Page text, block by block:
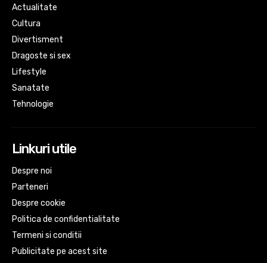
Actualitate
Cultura
Divertisment
Dragoste si sex
Lifestyle
Sanatate
Tehnologie
Linkuri utile
Despre noi
Parteneri
Despre cookie
Politica de confidentialitate
Termeni si conditii
Publicitate pe acest site